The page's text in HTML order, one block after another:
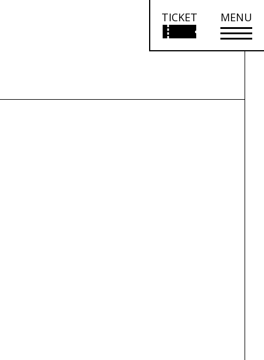
TICKET MENU